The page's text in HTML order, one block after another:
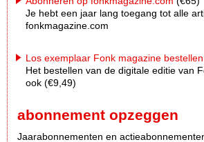
Je hebt een jaar lang toegang tot alle
fonkmagazine.com
Los exemplaar Fonk magazine bestellen
Het bestellen van de digitale editie van
ook (€9,49)
abonnement opzeggen
Jaarabonnementen en